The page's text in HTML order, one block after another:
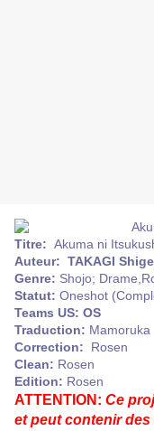
Titre: Akuma ni
Auteur: TAKAGI
Genre: Shojo;
Statut: Oneshot
Teams US: OS
Traduction: Mamoruka
Correction: Rosen
Clean: Rosen
Edition: Rosen
ATTENTION: Ce
et peut contenir